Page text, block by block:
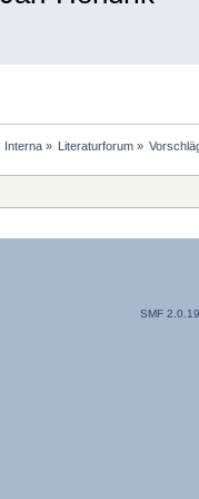
Interna» Literaturforum»
SMF 2.0.19